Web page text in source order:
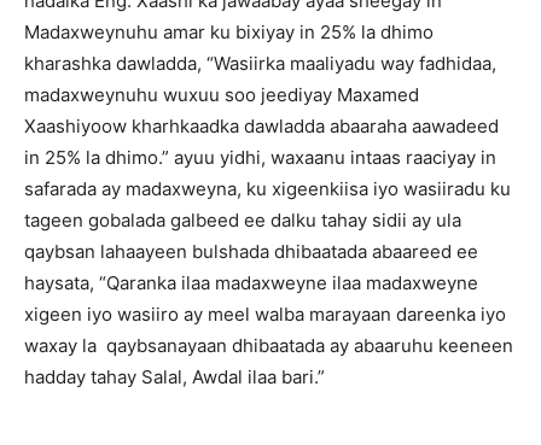
Madaxweynuhu amar ku bixiyay in 25% la dhimo
kharashka dawladda, “Wasiirka maaliyadu way fadhidaa,
madaxweynuhu wuxuu soo jeediyay Maxamed
Xaashiyoow kharhkaadka dawladda abaaraha aawadeed
in 25% la dhimo.” ayuu yidhi, waxaanu intaas raaciyay in
safarada ay madaxweyna, ku xigeenkiisa iyo wasiiradu ku
tageen gobalada galbeed ee dalku tahay sidii ay ula
qaybsan lahaayeen bulshada dhibaatada abaareed ee
haysata, “Qaranka ilaa madaxweyne ilaa madaxweyne
xigeen iyo wasiiro ay meel walba marayaan dareenka iyo
waxay la qaybsanayaan dhibaatada ay abaaruhu keeneen
hadday tahay Salal, Awdal ilaa bari.”